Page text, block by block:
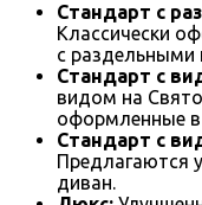
Стандарт с
Классически
с раздельными
Стандарт с
видом на
оформленные в
Стандарт с
Предлагаются
диван.